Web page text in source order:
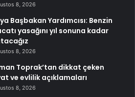
8, 2026
Başbakan Yardımcısı: Benzin
yasağını yıl sonuna kadar
8, 2026
Toprak’tan dikkat çeken
ve evlilik açıklamaları
8, 2026